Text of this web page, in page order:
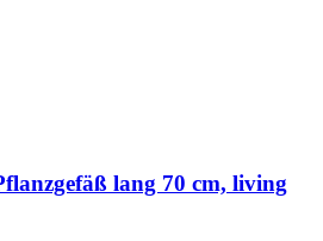
lang 70 cm, living